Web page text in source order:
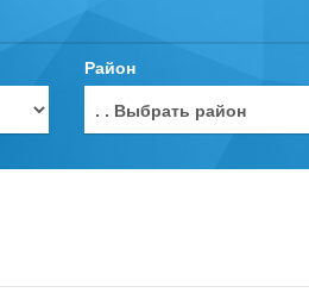
Район
. . Выбрать район